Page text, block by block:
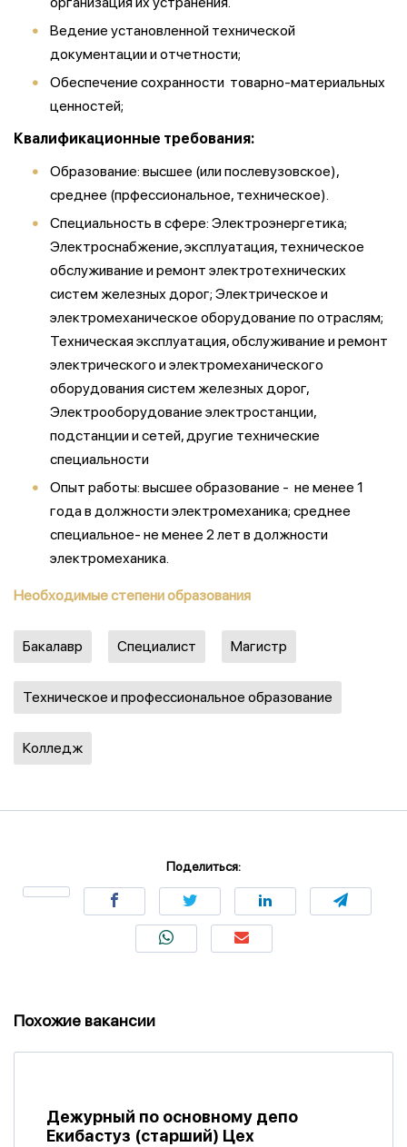
Ведение установленной технической
документации и отчетности;
Обеспечение сохранности товарно-материальных
ценностей;
Квалификационные требования:
Образование: высшее (или послевузовское),
среднее (прфессиональное, техническое).
Специальность в сфере: Электроэнергетика;
Электроснабжение, эксплуатация, техническое
обслуживание и ремонт электротехнических
систем железных дорог; Электрическое и
электромеханическое оборудование по отраслям;
Техническая эксплуатация, обслуживание и ремонт
электрического и электромеханического
оборудования систем железных дорог,
Электрооборудование электростанции,
подстанции и сетей, другие технические
специальности
Опыт работы: высшее образование - не менее 1
года в должности электромеханика; среднее
специальное- не менее 2 лет в должности
электромеханика.
Необходимые степени образования
Бакалавр Специалист Магистр
Техническое и профессиональное образование
Колледж
Поделиться:
Похожие вакансии
Дежурный по основному депо
Екибастуз (старший) Цех